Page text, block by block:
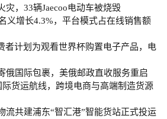
灾，33辆Jaecoo电动车被烧毁
义增长4.3%，平台模式占在线销售额
者计划为观看世界杯购置电子产品，电
俄国际包裹，美俄邮政直收服务重启
货运航线，跨境电商与高端制造货源
流共建浦东“智汇港”智能货站正式投运